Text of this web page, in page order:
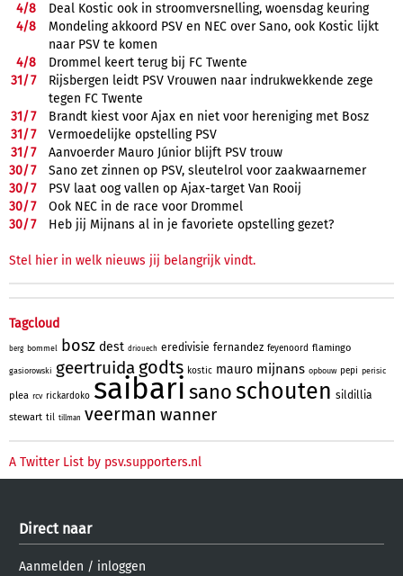
4/8
Deal Kostic ook in stroomversnelling, woensdag keuring
4/8
Mondeling akkoord PSV en NEC over Sano, ook Kostic lijkt
naar PSV te komen
4/8
Drommel keert terug bij FC Twente
31/7
Rijsbergen leidt PSV Vrouwen naar indrukwekkende zege
tegen FC Twente
31/7
Brandt kiest voor Ajax en niet voor hereniging met Bosz
31/7
Vermoedelijke opstelling PSV
31/7
Aanvoerder Mauro Júnior blijft PSV trouw
30/7
Sano zet zinnen op PSV, sleutelrol voor zaakwaarnemer
30/7
PSV laat oog vallen op Ajax-target Van Rooij
30/7
Ook NEC in de race voor Drommel
30/7 Heb jij Mijnans al in je favoriete opstelling gezet?
Stel hier in welk nieuws jij belangrijk vindt.
Tagcloud
berg bommel bosz dest driouech eredivisie fernandez feyenoord flamingo
gasiorowski geertruida godts kostic mauro mijnans opbouw pepi perisic
plea rcv rickardoko saibari sanoschouten sildillia
stewart til tillman veerman wanner
A Twitter List by psv.supporters.nl
Direct naar
Aanmelden / inloggen